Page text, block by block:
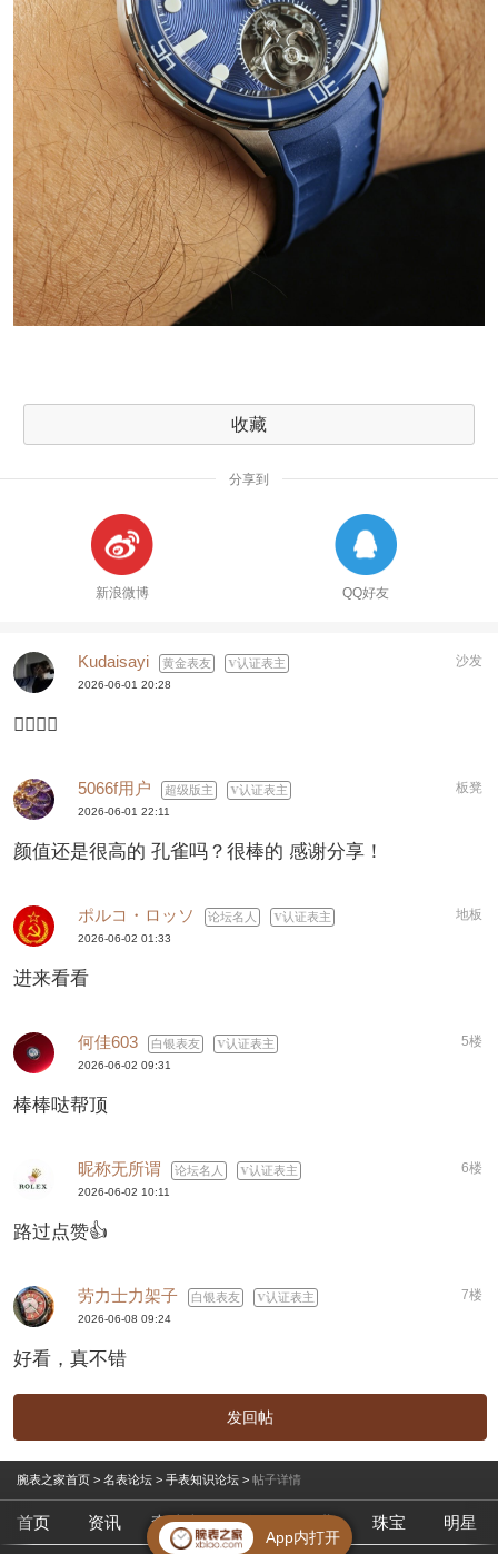
收藏
分享到
新浪微博 QQ好友
Kudaisayi 黄金表友 认证表主 沙发
2026-06-01 20:28
👍🏻👍🏻
5066f用户 超级版主 认证表主 板凳
2026-06-01 22:11
颜值还是很高的 孔雀吗？很棒的 感谢分享！
ポルコ・ロッソ 论坛名人 认证表主 地板
2026-06-02 01:33
进来看看
何佳603 白银表友 认证表主 5楼
2026-06-02 09:31
棒棒哒帮顶
昵称无所谓 论坛名人 认证表主 6楼
2026-06-02 10:11
路过点赞👍
劳力士力架子 白银表友 认证表主 7楼
2026-06-08 09:24
好看，真不错
发回帖
腕表之家首页 > 名表论坛 > 手表知识论坛 > 帖子详情
首页 资讯 查腕表 论坛 作业 珠宝 明星
App内打开